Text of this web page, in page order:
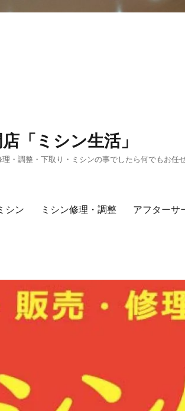
「ミシン生活」
・調整・下取り・ミシンの事でしたら何でもお任せ
シン ミシン修理・調整 アフターサ